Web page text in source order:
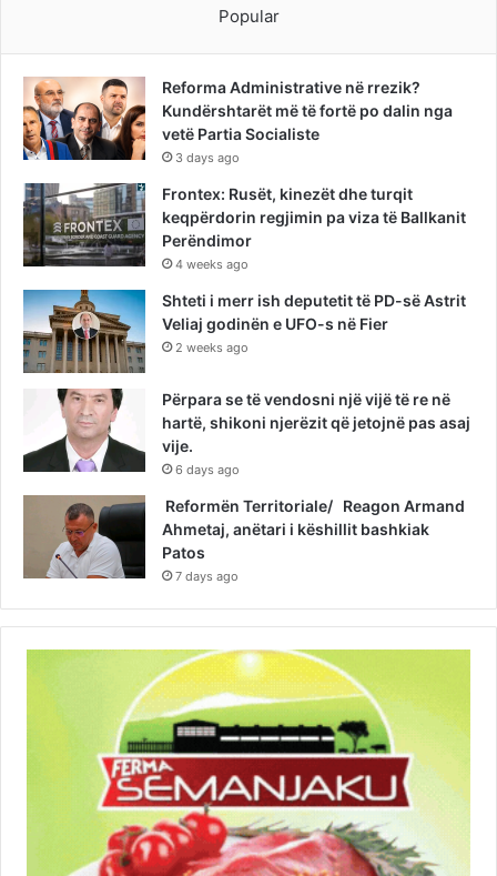
Popular
Reforma Administrative në rrezik?
Kundërshtarët më të fortë po dalin nga
vetë Partia Socialiste
3 days ago
Frontex: Rusët, kinezët dhe turqit
keqpërdorin regjimin pa viza të Ballkanit
Perëndimor
4 weeks ago
Shteti i merr ish deputetit të PD-së Astrit
Veliaj godinën e UFO-s në Fier
2 weeks ago
Përpara se të vendosni një vijë të re në
hartë, shikoni njerëzit që jetojnë pas asaj
vije.
6 days ago
Reformën Territoriale/ Reagon Armand
Ahmetaj, anëtari i këshillit bashkiak
Patos
7 days ago